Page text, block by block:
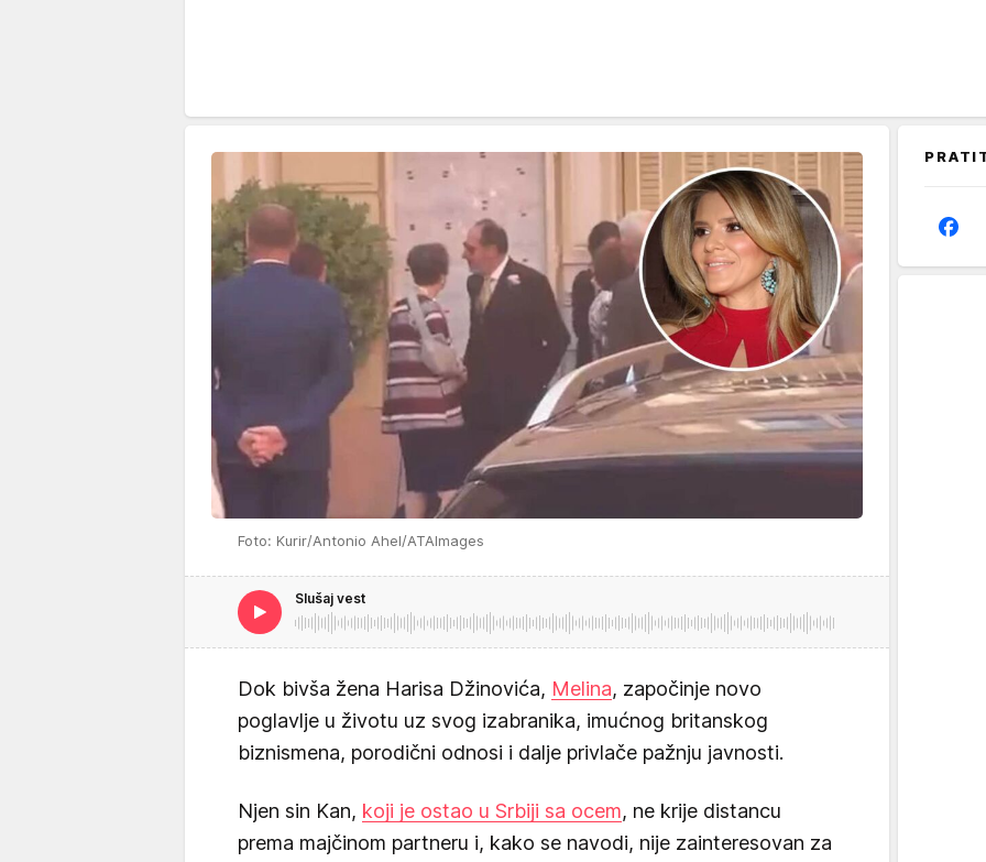
Foto: Kurir/Antonio Ahel/ATAImages
Slušaj vest
Dok bivša žena Harisa Džinovića, Melina, započinje novo
poglavlje u životu uz svog izabranika, imućnog britanskog
biznismena, porodični odnosi i dalje privlače pažnju javnosti.
Njen sin Kan, koji je ostao u Srbiji sa ocem, ne krije distancu
prema majčinom partneru i, kako se navodi, nije zainteresovan za